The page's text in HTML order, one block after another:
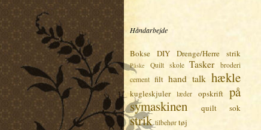
Håndarbejde
Bokse DIY Drenge/Herre strik
Påske Quilt skole Tasker
broderi
cement filt hand talk hækle
kugleskjuler læder opskrift på
symaskinen
quilt sok
strik tilbehør tøj